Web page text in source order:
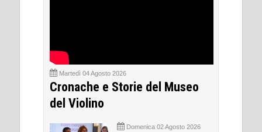
Martedì 04 Agosto 2026
Cronache e Storie del Museo
del Violino
Domenica 02 Agosto 2026